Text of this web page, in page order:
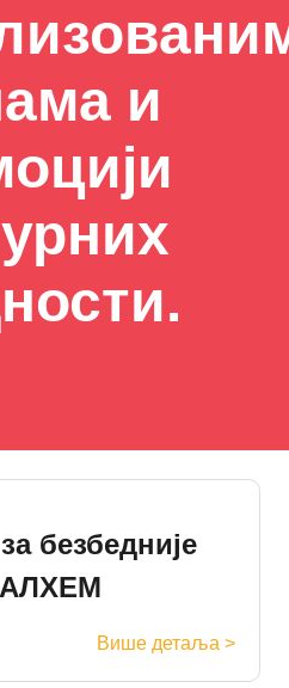
и
безбедније
АЛХЕМ
Више детаља >